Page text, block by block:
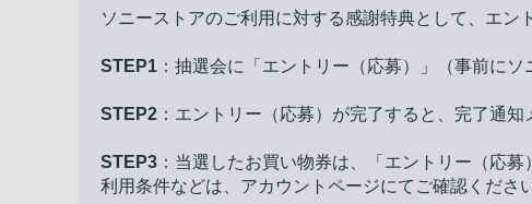
ソニーストアのご利用に対する感謝特典として、エン
STEP1 ：抽選会に「エントリー（応募）」（事前に
STEP2 ：エントリー（応募）が完了すると、完了通
STEP3 ：当選したお買い物券は、「エントリー（応
利用条件などは、アカウントページにてご確認ください